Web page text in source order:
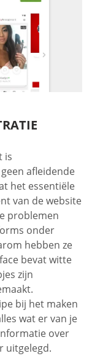
is
afleidende
het essentiële
van de website
problemen
onder
hebben ze
bevat witte
zijn
bij het maken
wat er van je
over
uitgelegd.